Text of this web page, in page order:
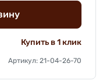
Купить в 1 клик
Артикул: 21-04-26-70